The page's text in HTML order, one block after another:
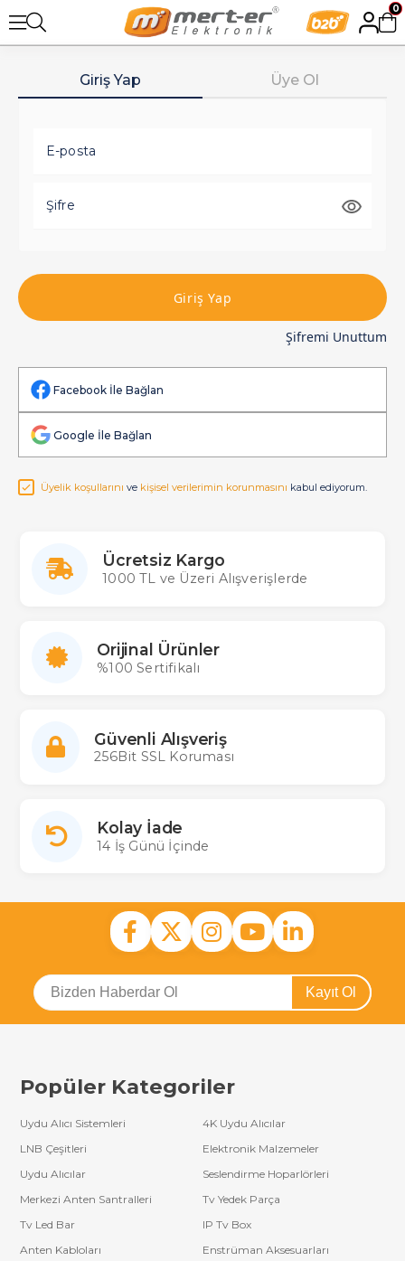
0
Giriş Yap Üye Ol
E-posta
Şifre
Giriş Yap
Şifremi Unuttum
Facebook İle Bağlan
Google İle Bağlan
Üyelik koşullarını ve kişisel verilerimin korunmasını kabul ediyorum.
Ücretsiz Kargo
1000 TL ve Üzeri Alışverişlerde
Orijinal Ürünler
%100 Sertifikalı
Güvenli Alışveriş
256Bit SSL Koruması
Kolay İade
14 İş Günü İçinde
Kayıt Ol
Popüler Kategoriler
Uydu Alıcı Sistemleri
4K Uydu Alıcılar
LNB Çeşitleri
Elektronik Malzemeler
Uydu Alıcılar
Seslendirme Hoparlörleri
Merkezi Anten Santralleri
Tv Yedek Parça
Tv Led Bar
IP Tv Box
Anten Kabloları
Enstrüman Aksesuarları